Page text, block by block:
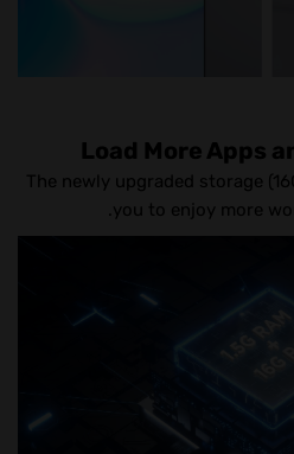
Load More Apps
The newly upgraded storage
you to enjoy more